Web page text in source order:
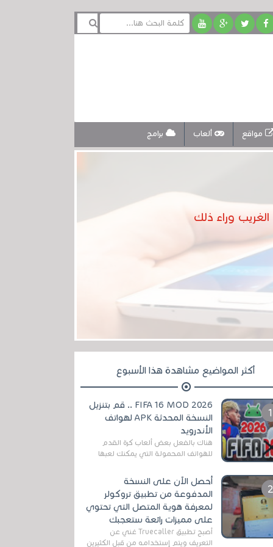
مواقع ألعاب برامج
وراء ذلك
أكثر المواضيع مشاهدة هذا الأسبوع
FIFA 16 MOD 2026 .. قم بتنزيل
النسخة المحدثة APK لهواتف
الأندرويد
هناك بالفعل بعض ألعاب كرة القدم
للهواتف المحمولة التي يمكنك لعبها
مثل EA Sports ...
أحصل الآن على النسخة
المدفوعة من تطبيق تروكولر
لمعرفة هوية المتصل التي تحتوي
على مميزات رائعة ستعجبك
أصبح تطبيق Truecaller غني عن
التعريف ويتم إستخدامه من قبل الكثيرين